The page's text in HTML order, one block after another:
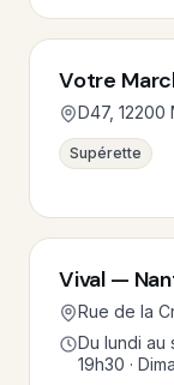
Votre
D47, 12200
Supérette
Vival —
Rue de la
Du lundi au
19h30 ·